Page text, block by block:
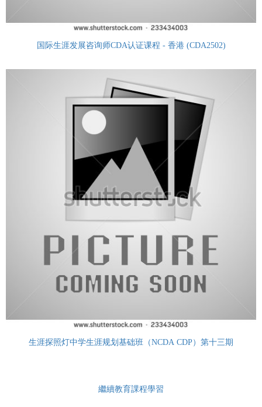
国际生涯发展咨询师CDA认证课程 - 香港 (CDA2502)
生涯探照灯中学生涯规划基础班（NCDA CDP）第十三期
繼續教育課程學習